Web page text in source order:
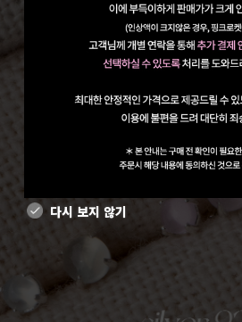
다시 보지 않기